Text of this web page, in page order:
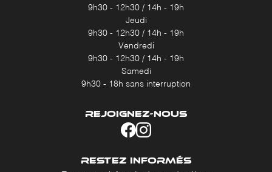
9h30 - 12h30 / 14h - 19h
Jeudi
9h30 - 12h30 / 14h - 19h
Vendredi
9h30 - 12h30 / 14h - 19h
Samedi
9h30 - 18h sans interruption
REJOIGNEZ-NOUS
RESTEZ INFORMÉS